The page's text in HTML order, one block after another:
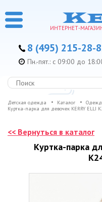
ИНТЕРНЕТ-
8 (495) 215-28-
Пн.-пят.: с 09:00 до
Детская одежда Каталог
Куртка-парка для девочек KERRY ELLI
<< Вернуться в каталог
Куртка-парка